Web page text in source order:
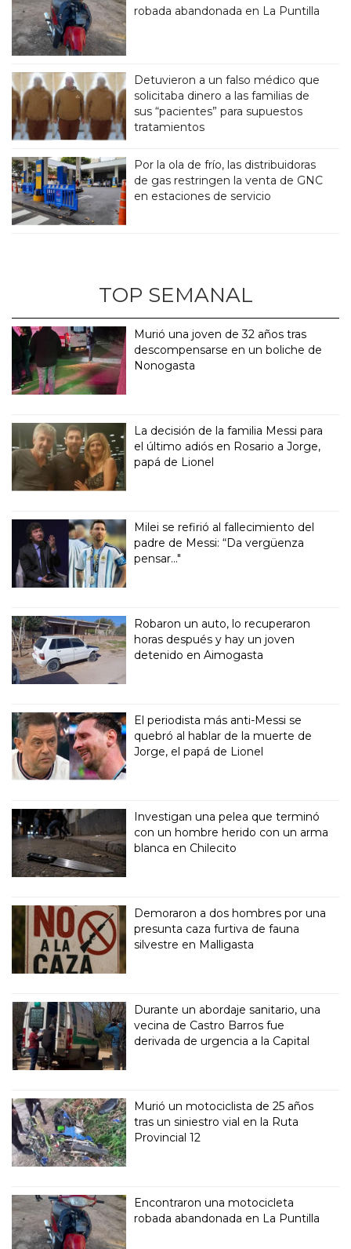
robada abandonada en La Puntilla
Detuvieron a un falso médico que
solicitaba dinero a las familias de
sus “pacientes” para supuestos
tratamientos
Por la ola de frío, las distribuidoras
de gas restringen la venta de GNC
en estaciones de servicio
TOP SEMANAL
Murió una joven de 32 años tras
descompensarse en un boliche de
Nonogasta
La decisión de la familia Messi para
el último adiós en Rosario a Jorge,
papá de Lionel
Milei se refirió al fallecimiento del
padre de Messi: “Da vergüenza
pensar..."
Robaron un auto, lo recuperaron
horas después y hay un joven
detenido en Aimogasta
El periodista más anti-Messi se
quebró al hablar de la muerte de
Jorge, el papá de Lionel
Investigan una pelea que terminó
con un hombre herido con un arma
blanca en Chilecito
Demoraron a dos hombres por una
presunta caza furtiva de fauna
silvestre en Malligasta
Durante un abordaje sanitario, una
vecina de Castro Barros fue
derivada de urgencia a la Capital
Murió un motociclista de 25 años
tras un siniestro vial en la Ruta
Provincial 12
Encontraron una motocicleta
robada abandonada en La Puntilla